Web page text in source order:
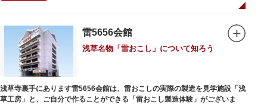
雷5656会館
浅草名物「雷おこし」について知ろう
浅草寺裏手にあります雷5656会館は、雷おこしの実際の製造を見学施設「浅
草工房」と、ご自分で作ることができる「雷おこし製造体験」がございま